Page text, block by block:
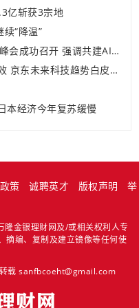
亿斩获3宗地
“降温”
ISC 2021：中国人工智能安全创新峰会成功召开 强调共建AI安全生态
技术如何让互联网医疗更便捷、高效 京东未来科技趋势白皮书给出答案
本经济今年复苏缓慢
策 诚聘英才 版权声明
举
隆金银理财网及/或相关权利人专
摘编、复制及建立镜像等任何使
载 sanfbcoeht@gmail.com